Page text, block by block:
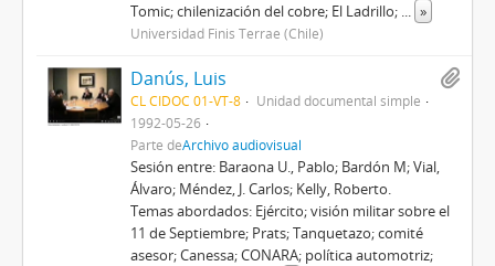
Tomic; chilenización del cobre; El Ladrillo; ... »
Universidad Finis Terrae (Chile)
Danús, Luis
CL CIDOC 01-VT-8
Unidad documental simple
1992-05-26
Parte deArchivo audiovisual
Sesión entre: Baraona U., Pablo; Bardón M; Vial,
Álvaro; Méndez, J. Carlos; Kelly, Roberto.
Temas abordados: Ejército; visión militar sobre el
11 de Septiembre; Prats; Tanquetazo; comité
asesor; Canessa; CONARA; política automotriz;